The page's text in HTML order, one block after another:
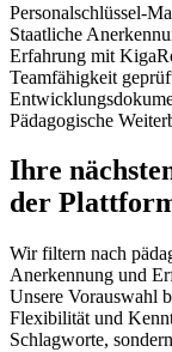
Personalschlüssel-
Staatliche
Erfahrung mit
Teamfähigkeit
Pädagogische
Ihre
der
Wir filtern nach
Anerkennung und
Unsere Vorauswahl
Flexibilität und
Schlagworte,